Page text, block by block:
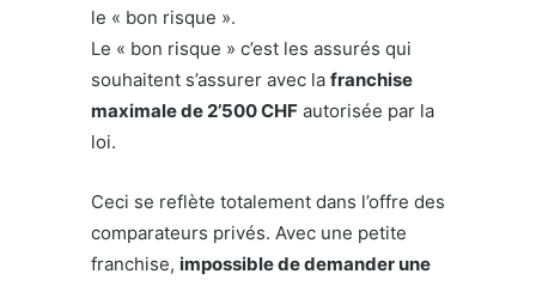
le « bon risque ».
Le « bon risque » c’est les assurés qui
souhaitent s’assurer avec la franchise
maximale de 2’500 CHF autorisée par la
loi.
Ceci se reflète totalement dans l’offre des
comparateurs privés. Avec une petite
franchise, impossible de demander une